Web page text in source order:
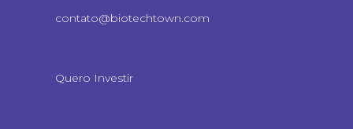
contato@biotechtown.com
Quero Investir